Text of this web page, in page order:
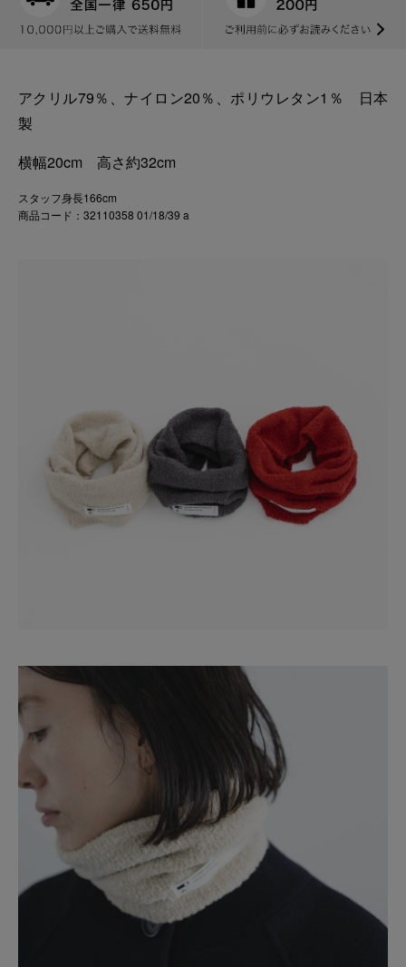
アクリル79％、ナイロン20％、ポリウレタン1％ 日本
製
横幅20cm 高さ約32cm
スタッフ身長166cm
商品コード：32110358 01/18/39 a